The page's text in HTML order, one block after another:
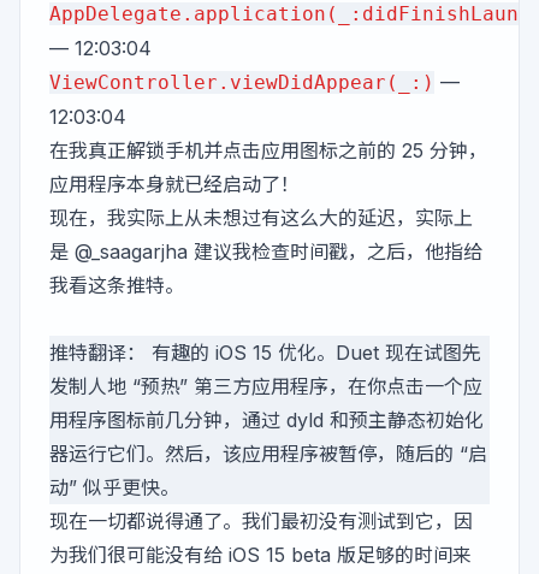
— 12:03:04
ViewController.viewDidAppear(_:) —
12:03:04
在我真正解锁手机并点击应用图标之前的 25 分钟，
应用程序本身就已经启动了！
现在，我实际上从未想过有这么大的延迟，实际上
是 @_saagarjha 建议我检查时间戳，之后，他指给
我看这条推特。
推特翻译： 有趣的 iOS 15 优化。Duet 现在试图先
发制人地 “预热” 第三方应用程序，在你点击一个应
用程序图标前几分钟，通过 dyld 和预主静态初始化
器运行它们。然后，该应用程序被暂停，随后的 “启
动” 似乎更快。
现在一切都说得通了。我们最初没有测试到它，因
为我们很可能没有给 iOS 15 beta 版足够的时间来